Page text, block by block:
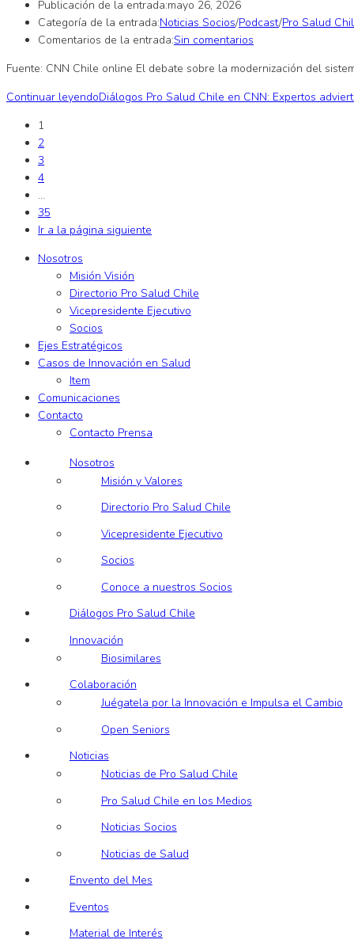
Publicación de la entrada:mayo 26, 2026
Categoría de la entrada:Noticias Socios/Podcast/Pro Salud
Comentarios de la entrada:Sin comentarios
Fuente: CNN Chile online El debate sobre la modernización del
Continuar leyendoDiálogos Pro Salud Chile en CNN: Expertos
1
2
3
4
…
35
Ir a la página siguiente
Nosotros
Misión Visión
Directorio Pro Salud Chile
Vicepresidente Ejecutivo
Socios
Ejes Estratégicos
Casos de Innovación en Salud
Item
Comunicaciones
Contacto
Contacto Prensa
Nosotros
Misión y Valores
Directorio Pro Salud Chile
Vicepresidente Ejecutivo
Socios
Conoce a nuestros Socios
Diálogos Pro Salud Chile
Innovación
Biosimilares
Colaboración
Juégatela por la Innovación e Impulsa el Cambio
Open Seniors
Noticias
Noticias de Pro Salud Chile
Pro Salud Chile en los Medios
Noticias Socios
Noticias de Salud
Envento del Mes
Eventos
Material de Interés